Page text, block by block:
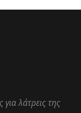
λάτρεις της